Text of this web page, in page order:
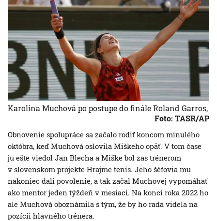
Karolína Muchová po postupe do finále Roland Garros,
Foto: TASR/AP
Obnovenie spolupráce sa začalo rodiť koncom minulého
októbra, keď Muchová oslovila Miškeho opäť. V tom čase
ju ešte viedol Jan Blecha a Miške bol zas trénerom
v slovenskom projekte Hrajme tenis. Jeho šéfovia mu
nakoniec dali povolenie, a tak začal Muchovej vypomáhať
ako mentor jeden týždeň v mesiaci. Na konci roka 2022 ho
ale Muchová oboznámila s tým, že by ho rada videla na
pozícii hlavného trénera.